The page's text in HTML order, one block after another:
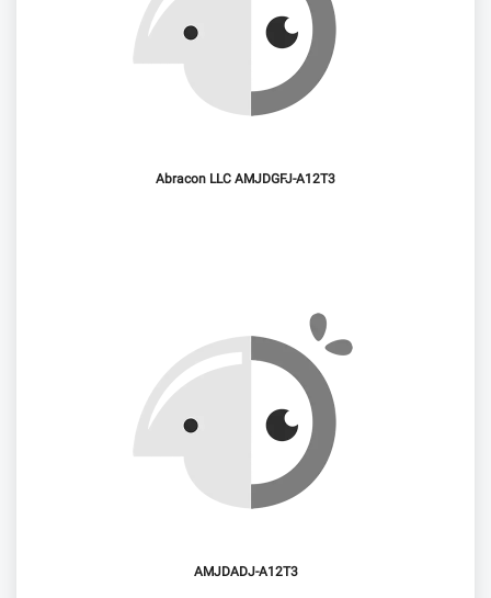
Abracon LLC AMJDGFJ-A12T3
AMJDADJ-A12T3